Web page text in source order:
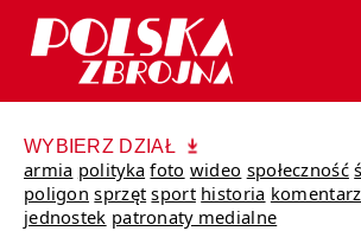
WYBIERZ DZIAŁ
armia polityka foto wideo społeczność
poligon sprzęt sport historia
jednostek patronaty medialne